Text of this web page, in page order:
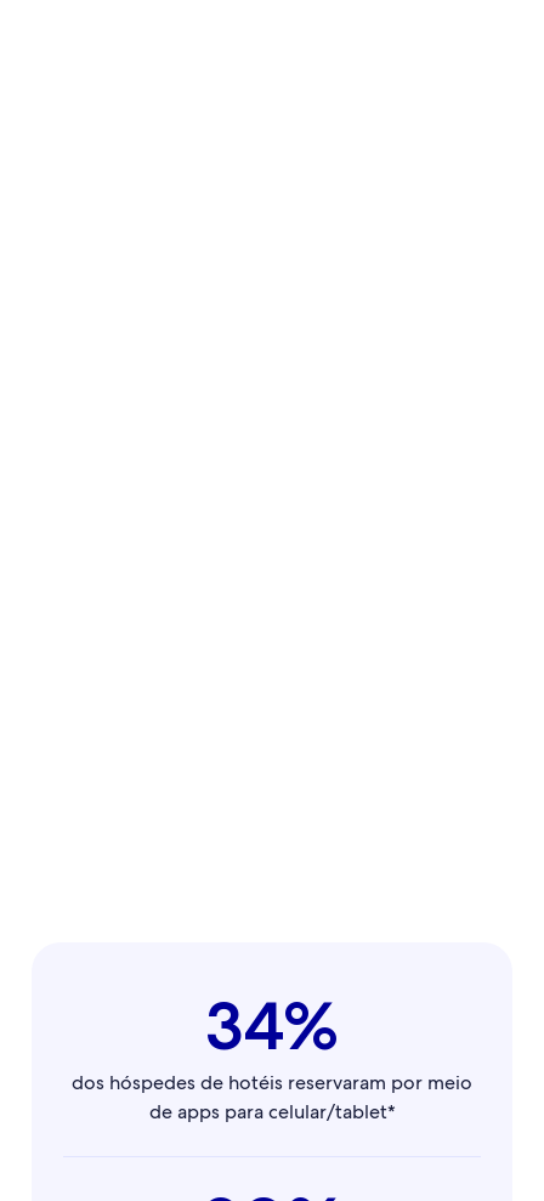
34%
dos hóspedes de hotéis reservaram por meio
de apps para celular/tablet*